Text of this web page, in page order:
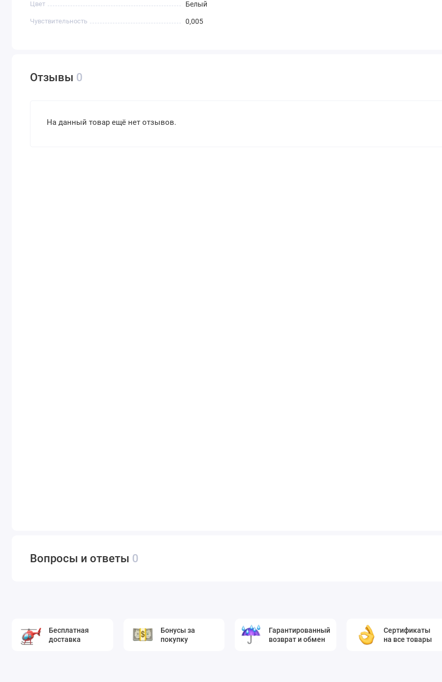
Цвет Белый
Чувствительность 0,005
Отзывы 0
На данный товар ещё нет отзывов.
Вопросы и ответы 0
Бесплатная
доставка
Бонусы за
покупку
Гарантированный
возврат и обмен
Сертификаты
на все товары